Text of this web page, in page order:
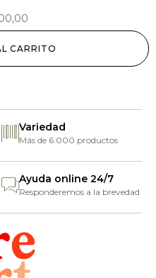
CARRITO
Variedad
Más de 6.000 productos
Ayuda online 24/7
Responderemos a la brevedad